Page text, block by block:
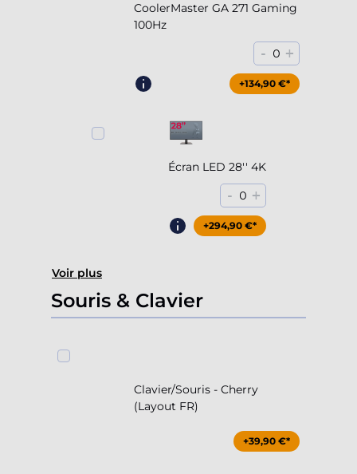
CoolerMaster GA 271 Gaming
100Hz
- 0 +
+204,90 €*
+134,90 €*
Écran LED 28'' 4K
- 0 +
+294,90 €*
Voir plus
Souris & Clavier
Clavier/Souris - Cherry
(Layout FR)
+39,90 €*